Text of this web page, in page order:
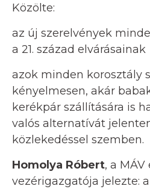
Közölte:
az új szerelvények
a 21. század elvárásainak
azok minden korosztály
kényelmesen, akár
kerékpár szállítására is
valós alternatívát
közlekedéssel szemben.
Homolya Róbert, a MÁV
vezérigazgatója jelezte: